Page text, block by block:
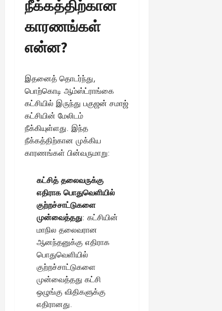
நீக்கத்திற்கான
காரணங்கள்
என்ன?
இதனைத் தொடர்ந்து,
பொற்கொடி ஆம்ஸ்ட்ராங்கை
கட்சியில் இருந்து பகுஜன் சமாஜ்
கட்சியின் மேலிடம்
நீக்கியுள்ளது. இந்த
நீக்கத்திற்கான முக்கிய
காரணங்கள் பின்வருமாறு:
கட்சித் தலைவருக்கு
எதிராக பொதுவெளியில்
குற்றச்சாட்டுகளை
முன்வைத்தது: கட்சியின்
மாநில தலைவரான
ஆனந்தனுக்கு எதிராக
பொதுவெளியில்
குற்றச்சாட்டுகளை
முன்வைத்தது கட்சி
ஒழுங்கு விதிகளுக்கு
எதிரானது.